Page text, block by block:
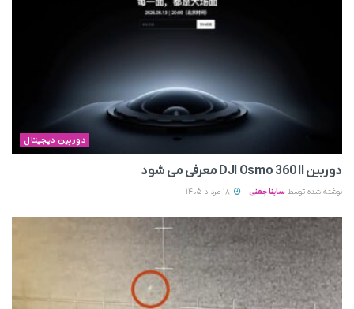
دوربین دیجیتال
دوربین DJI Osmo 360 II معرفی می‌ شود
نوشته شده توسط ساینا چمنی